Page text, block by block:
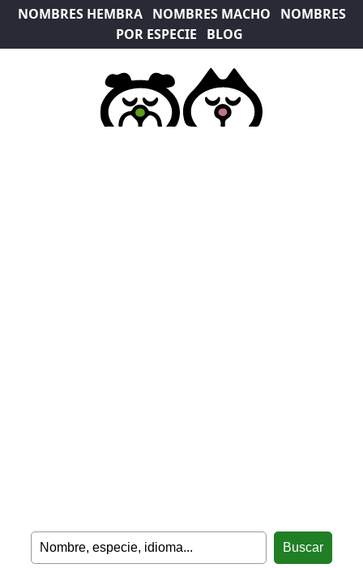
NOMBRES HEMBRA NOMBRES MACHO
NOMBRES
POR ESPECIE
BLOG